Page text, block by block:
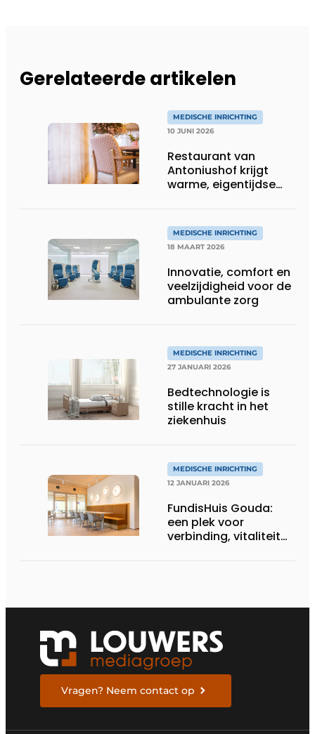
Gerelateerde artikelen
MEDISCHE INRICHTING
10 JUNI 2026
Restaurant van
Antoniushof krijgt
warme, eigentijdse
MEDISCHE INRICHTING
18 MAART 2026
Innovatie, comfort en
veelzijdigheid voor de
ambulante zorg
MEDISCHE INRICHTING
27 JANUARI 2026
Bedtechnologie is
stille kracht in het
ziekenhuis
MEDISCHE INRICHTING
12 JANUARI 2026
FundisHuis Gouda:
een plek voor
verbinding, vitaliteit
Vragen? Neem contact op